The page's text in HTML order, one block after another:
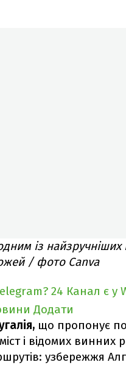
із
/ фото Canva
24 Канал є у
Додати
що пропонує
і відомих винних
узбережжя